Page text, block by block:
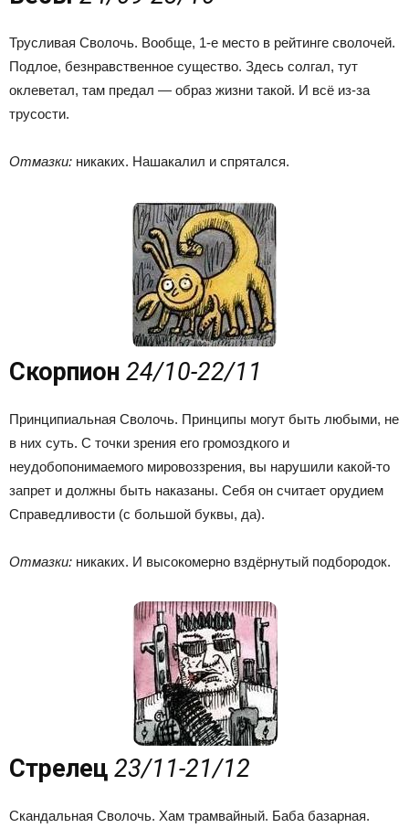
Трусливая Сволочь. Вообще, 1-е место в рейтинге сволочей.
Подлое, безнравственное существо. Здесь солгал, тут
оклеветал, там предал — образ жизни такой. И всё из-за
трусости.
Отмазки: никаких. Нашакалил и спрятался.
Скорпион 24/10-22/11
Принципиальная Сволочь. Принципы могут быть любыми, не
в них суть. С точки зрения его громоздкого и
неудобопонимаемого мировоззрения, вы нарушили какой-то
запрет и должны быть наказаны. Себя он считает орудием
Справедливости (с большой буквы, да).
Отмазки: никаких. И высокомерно вздёрнутый подбородок.
Стрелец 23/11-21/12
Скандальная Сволочь. Хам трамвайный. Баба базарная.